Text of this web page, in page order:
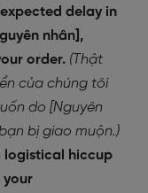
delay in
nhân],
order. (Thật
của chúng tôi
do [Nguyên
bị giao muộn.)
logistical hiccup
your